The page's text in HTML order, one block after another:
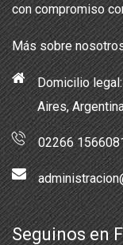
con compromiso
Más sobre
Domicilio
Aires,
02266
Seguinos en